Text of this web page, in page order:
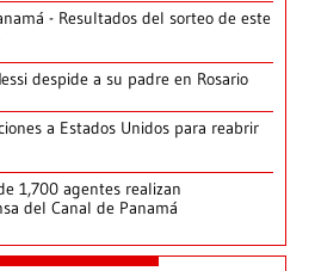
- Resultados del sorteo de este
despide a su padre en Rosario
a Estados Unidos para reabrir
1,700 agentes realizan
del Canal de Panamá